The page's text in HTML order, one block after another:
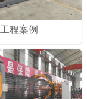
工程案例